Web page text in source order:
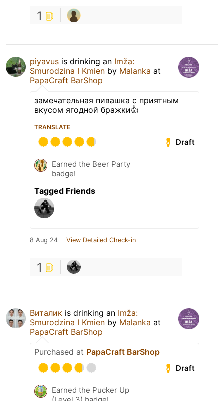
1
piyavus is drinking an Imža:
Smurodzina I Kmien by Malanka at
PapaCraft BarShop
замечательная пивашка с приятным
вкусом ягодной бражки👍
TRANSLATE
Draft
Earned the Beer Party
badge!
Tagged Friends
8 Aug 24 View Detailed Check-in
1
Виталик is drinking an Imža:
Smurodzina I Kmien by Malanka at
PapaCraft BarShop
Purchased at PapaCraft BarShop
Draft
Earned the Pucker Up